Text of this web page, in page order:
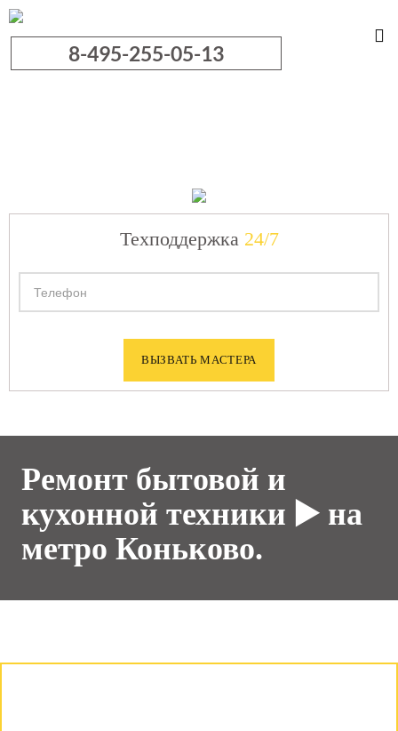
8-495-255-05-13
Техподдержка 24/7
Ремонт бытовой и
кухонной техники ▶️ на
метро Коньково.